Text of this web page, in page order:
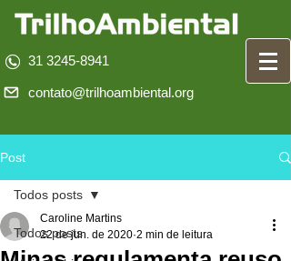
31 3245-8941
contato@trilhoambiental.org
Post
Todos posts
Todos posts
Caroline Martins
22 de jun. de 2020 2 min de leitura